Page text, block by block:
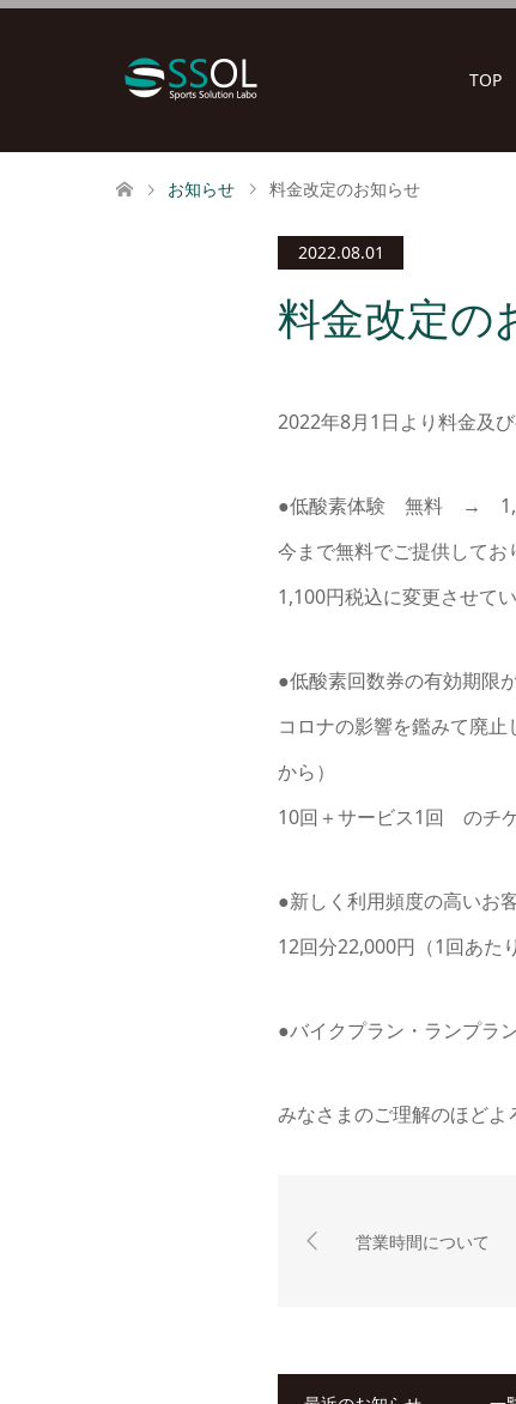
TOP
お知らせ 料金改定のお知らせ
2022.08.01
料金改定の
2022年8月1日より料金及
●低酸素体験 無料 →
今まで無料でご提供してお
1,100円税込に変更させてい
●低酸素回数券の有効期限
コロナの影響を鑑みて廃
から）
10回＋サービス1回 のチ
●新しく利用頻度の高いお
12回分22,000円（1回あた
●バイクプラン・ランプラ
みなさまのご理解のほどよ
営業時間について